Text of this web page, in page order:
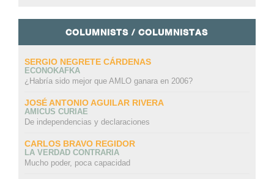
COLUMNISTS / COLUMNISTAS
SERGIO NEGRETE CÁRDENAS
ECONOKAFKA
¿Habría sido mejor que AMLO ganara en 2006?
JOSÉ ANTONIO AGUILAR RIVERA
AMICUS CURIAE
De independencias y declaraciones
CARLOS BRAVO REGIDOR
LA VERDAD CONTRARIA
Mucho poder, poca capacidad